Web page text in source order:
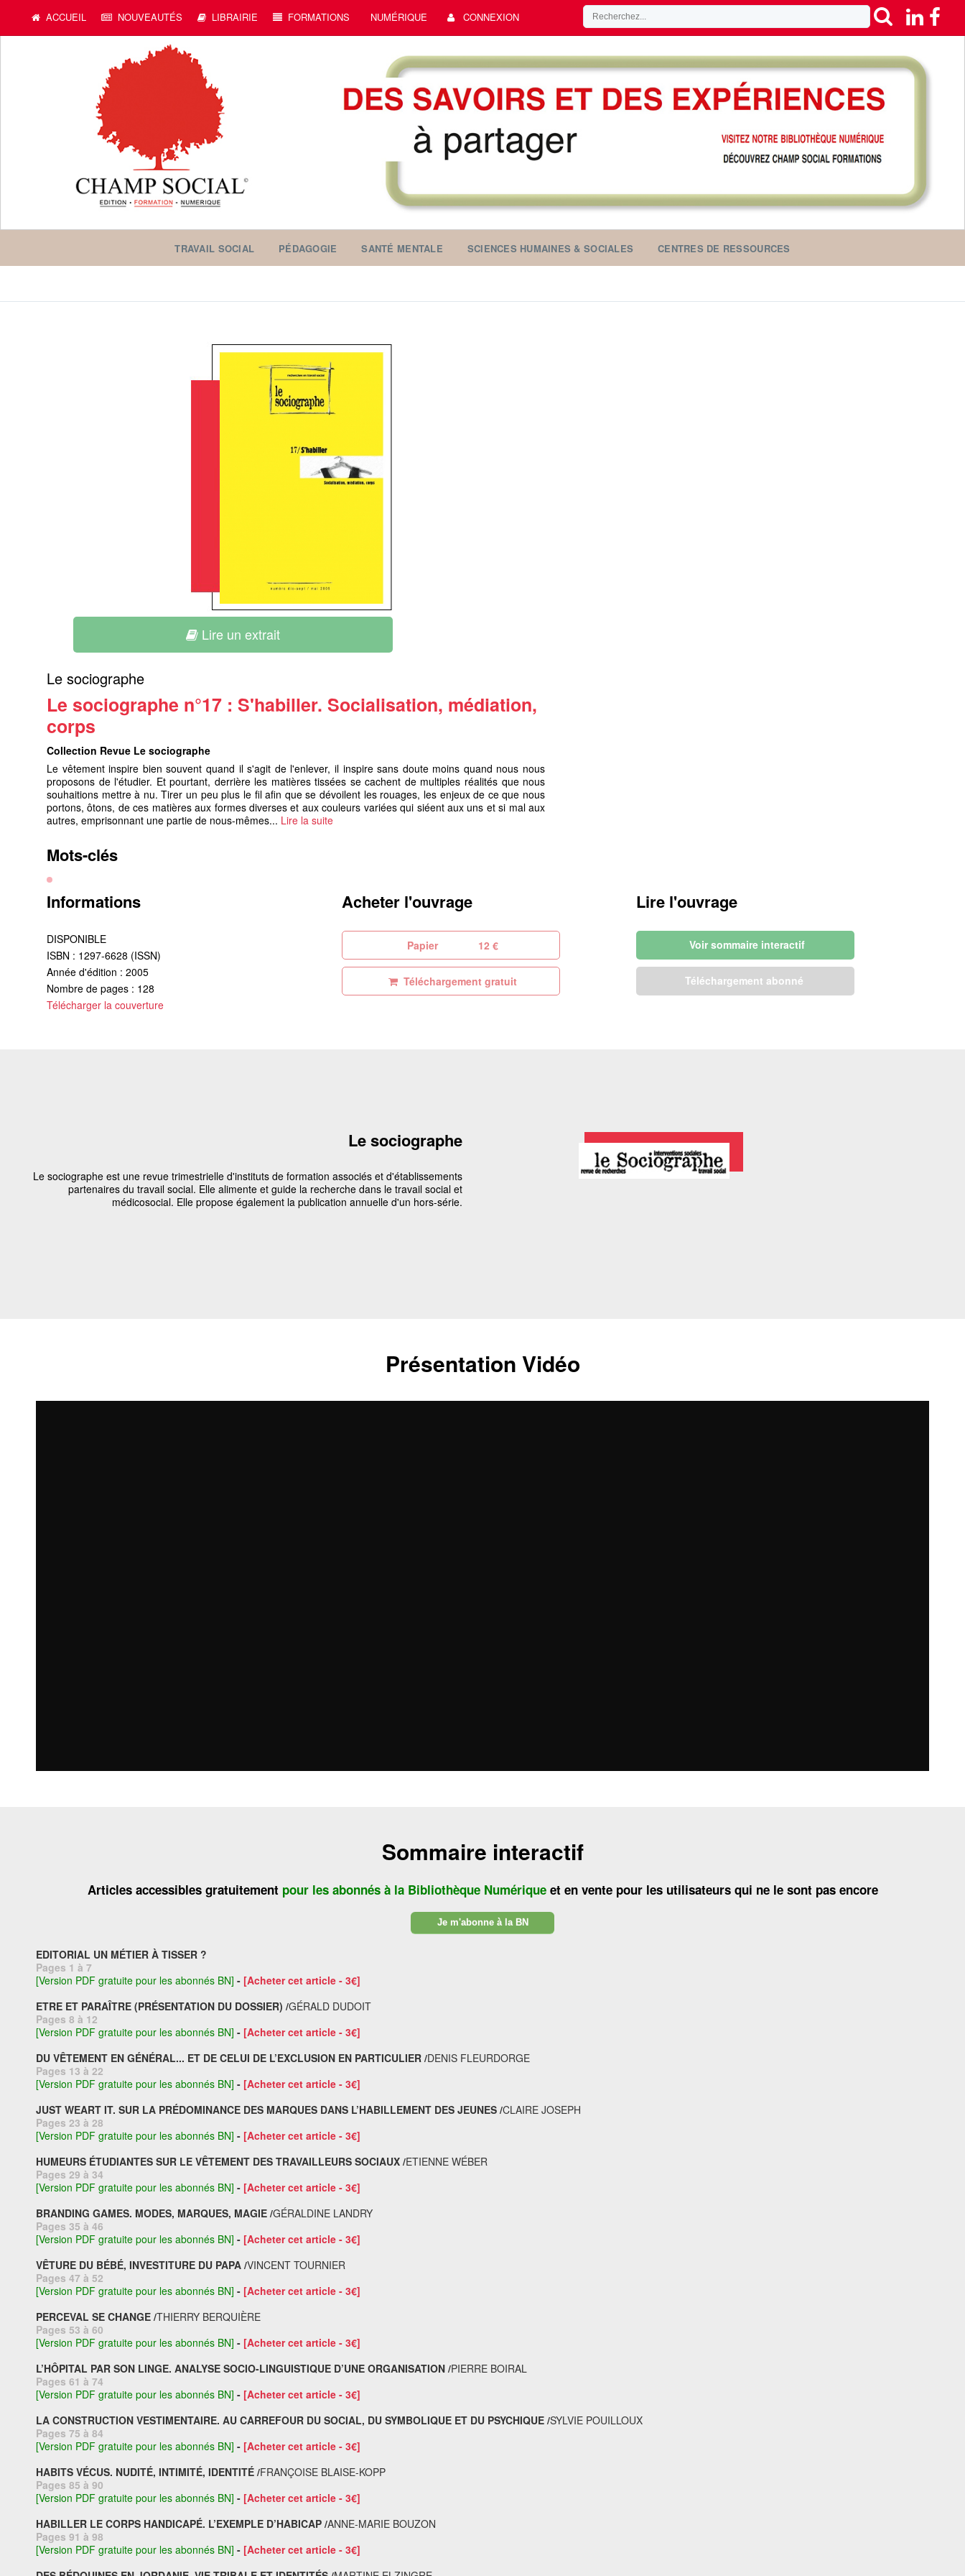
ACCUEIL NOUVEAUTÉS LIBRAIRIE FORMATIONS NUMÉRIQUE CONNEXION
TRAVAIL SOCIAL PÉDAGOGIE SANTÉ MENTALE SCIENCES HUMAINES & SOCIALES CENTRES DE RESSOURCES
Lire un extrait
Le sociographe
Le sociographe n°17 : S'habiller. Socialisation, médiation,
corps
Collection Revue Le sociographe
Le vêtement inspire bien souvent quand il s'agit de l'enlever, il inspire sans doute moins quand nous nous
proposons de l'étudier. Et pourtant, derrière les matières tissées se cachent de multiples réalités que nous
souhaitions mettre à nu. Tirer un peu plus le fil afin que se dévoilent les rouages, les enjeux de ce que nous
portons, ôtons, de ces matières aux formes diverses et aux couleurs variées qui siéent aux uns et si mal aux
autres, emprisonnant une partie de nous-mêmes... Lire la suite
Mots-clés
Informations
DISPONIBLE
ISBN : 1297-6628 (ISSN)
Année d'édition : 2005
Nombre de pages : 128
Télécharger la couverture
Acheter l'ouvrage
Papier 12 €
Téléchargement gratuit
Lire l'ouvrage
Voir sommaire interactif
Téléchargement abonné
Le sociographe
Le sociographe est une revue trimestrielle d'instituts de formation associés et d'établissements
partenaires du travail social. Elle alimente et guide la recherche dans le travail social et
médicosocial. Elle propose également la publication annuelle d'un hors-série.
Présentation Vidéo
Sommaire interactif
Articles accessibles gratuitement pour les abonnés à la Bibliothèque Numérique et en vente pour les utilisateurs qui ne le sont pas encore
Je m'abonne à la BN
EDITORIAL UN MÉTIER À TISSER ?
Pages 1 à 7
[Version PDF gratuite pour les abonnés BN] - [Acheter cet article - 3€]
ETRE ET PARAÎTRE (PRÉSENTATION DU DOSSIER) /GÉRALD DUDOIT
Pages 8 à 12
[Version PDF gratuite pour les abonnés BN] - [Acheter cet article - 3€]
DU VÊTEMENT EN GÉNÉRAL... ET DE CELUI DE L’EXCLUSION EN PARTICULIER /DENIS FLEURDORGE
Pages 13 à 22
[Version PDF gratuite pour les abonnés BN] - [Acheter cet article - 3€]
JUST WEART IT. SUR LA PRÉDOMINANCE DES MARQUES DANS L’HABILLEMENT DES JEUNES /CLAIRE JOSEPH
Pages 23 à 28
[Version PDF gratuite pour les abonnés BN] - [Acheter cet article - 3€]
HUMEURS ÉTUDIANTES SUR LE VÊTEMENT DES TRAVAILLEURS SOCIAUX /ETIENNE WÉBER
Pages 29 à 34
[Version PDF gratuite pour les abonnés BN] - [Acheter cet article - 3€]
BRANDING GAMES. MODES, MARQUES, MAGIE /GÉRALDINE LANDRY
Pages 35 à 46
[Version PDF gratuite pour les abonnés BN] - [Acheter cet article - 3€]
VÊTURE DU BÉBÉ, INVESTITURE DU PAPA /VINCENT TOURNIER
Pages 47 à 52
[Version PDF gratuite pour les abonnés BN] - [Acheter cet article - 3€]
PERCEVAL SE CHANGE /THIERRY BERQUIÈRE
Pages 53 à 60
[Version PDF gratuite pour les abonnés BN] - [Acheter cet article - 3€]
L’HÔPITAL PAR SON LINGE. ANALYSE SOCIO-LINGUISTIQUE D’UNE ORGANISATION /PIERRE BOIRAL
Pages 61 à 74
[Version PDF gratuite pour les abonnés BN] - [Acheter cet article - 3€]
LA CONSTRUCTION VESTIMENTAIRE. AU CARREFOUR DU SOCIAL, DU SYMBOLIQUE ET DU PSYCHIQUE /SYLVIE POUILLOUX
Pages 75 à 84
[Version PDF gratuite pour les abonnés BN] - [Acheter cet article - 3€]
HABITS VÉCUS. NUDITÉ, INTIMITÉ, IDENTITÉ /FRANÇOISE BLAISE-KOPP
Pages 85 à 90
[Version PDF gratuite pour les abonnés BN] - [Acheter cet article - 3€]
HABILLER LE CORPS HANDICAPÉ. L’EXEMPLE D’HABICAP /ANNE-MARIE BOUZON
Pages 91 à 98
[Version PDF gratuite pour les abonnés BN] - [Acheter cet article - 3€]